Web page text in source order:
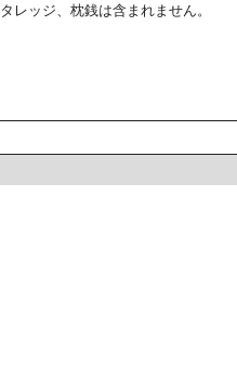
レッジ、枕銭は含まれません。